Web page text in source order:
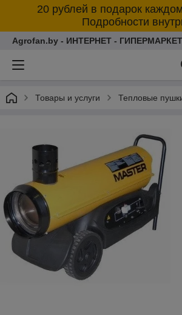
20 рублей в подарок
Подробности
Agrofan.by - ИНТЕРНЕТ -
Товары и услуги Тепловые